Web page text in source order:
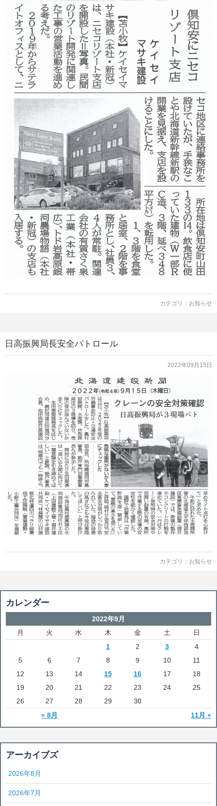
カテゴリ： お知らせ
日高振興局長安全パトロール
2022年09月15日
カテゴリ： お知らせ
カレンダー
2022年9月
月
火 水 木 金 土 日
« 8月 11月 »
1 2 3
4
5
6 7 8 9 10
11
12
13 14 15 16 17
18
19
20 21 22 23 24
25
26
27 28 29 30
アーカイブズ
2026年8月
2026年7月